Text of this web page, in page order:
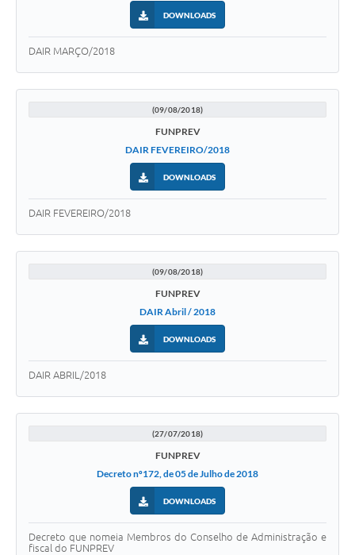
DOWNLOADS
DAIR MARÇO/2018
(09/08/2018)
FUNPREV
DAIR FEVEREIRO/2018
DOWNLOADS
DAIR FEVEREIRO/2018
(09/08/2018)
FUNPREV
DAIR Abril / 2018
DOWNLOADS
DAIR ABRIL/2018
(27/07/2018)
FUNPREV
Decreto nº172, de 05 de Julho de 2018
DOWNLOADS
Decreto que nomeia Membros do Conselho de Administração e
fiscal do FUNPREV